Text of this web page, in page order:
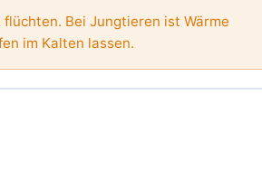
Bei Jungtieren ist Wärme
im Kalten lassen.